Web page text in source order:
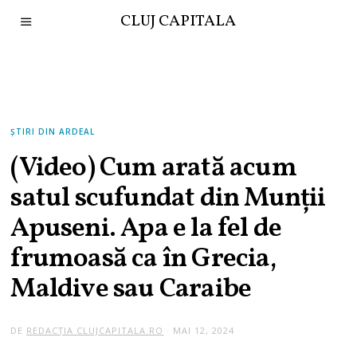
CLUJ CAPITALA
ȘTIRI DIN ARDEAL
(Video) Cum arată acum
satul scufundat din Munții
Apuseni. Apa e la fel de
frumoasă ca în Grecia,
Maldive sau Caraibe
DE REDACȚIA CLUJCAPITALA.RO MAI 12, 2024